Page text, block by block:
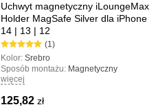
Uchwyt magnetyczny iLoungeMax
Holder MagSafe Silver dla iPhone
14 | 13 | 12
(1)
Kolor:Srebro
Sposób montażu: Magnetyczny
Rodzaj uchwytu:
Magnetyczne mocowanie, Minimalistyczny
więcej
125,82zł